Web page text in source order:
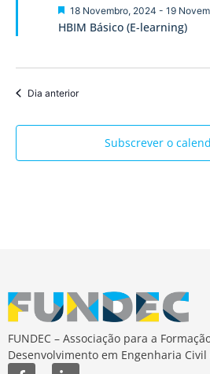
HBIM Básico (E-learning)
Destaque
18 Novembro, 2024 - 19
Dia anterior
Subscrever o
FUNDEC – Associação para a
Desenvolvimento em Engenharia